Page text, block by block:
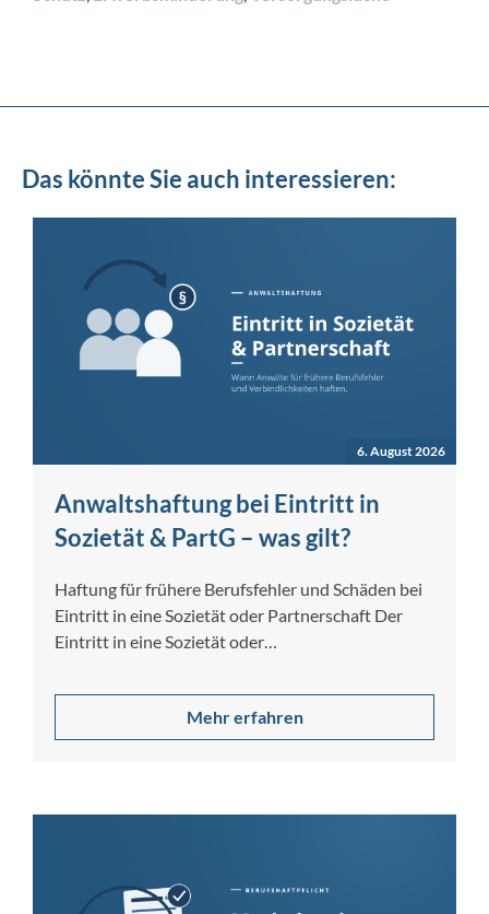
Das könnte Sie auch interessieren:
6. August 2026
Anwaltshaftung bei Eintritt in
Sozietät & PartG – was gilt?
Haftung für frühere Berufsfehler und Schäden bei
Eintritt in eine Sozietät oder Partnerschaft Der
Eintritt in eine Sozietät oder
Mehr erfahren